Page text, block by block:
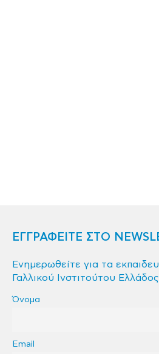
ΕΓΓΡΑΦΕΙΤΕ ΣΤΟ
Ενημερωθείτε για τα
Γαλλικού Ινστιτούτου Ελλάδος
Όνομα
Email